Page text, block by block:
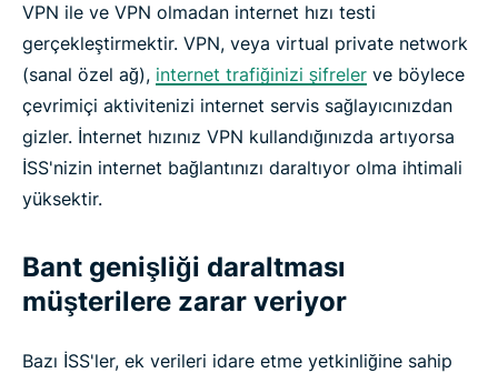
VPN ile ve VPN olmadan internet hızı testi
gerçekleştirmektir. VPN, veya virtual private network
(sanal özel ağ), internet trafiğinizi şifreler ve böylece
çevrimiçi aktivitenizi internet servis sağlayıcınızdan
gizler. İnternet hızınız VPN kullandığınızda artıyorsa
İSS'nizin internet bağlantınızı daraltıyor olma ihtimali
yüksektir.
Bant genişliği daraltması
müşterilere zarar veriyor
Bazı İSS'ler, ek verileri idare etme yetkinliğine sahip